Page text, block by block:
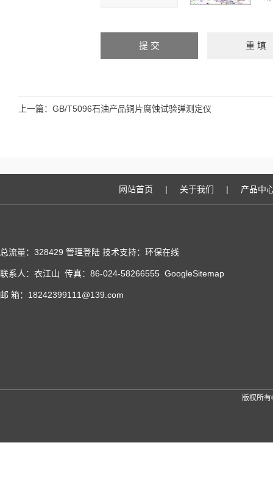
上一篇： GB/T5096石油产品铜片腐蚀试验弹测定仪
网站首页 | 关于我们 | 产品中
总流量：328429 管理登陆 技术支持： 环保在线
联系人：衣江山 传真：86-024-58266555 GoogleSitemap
邮 箱：18242399111@139.com
版权所